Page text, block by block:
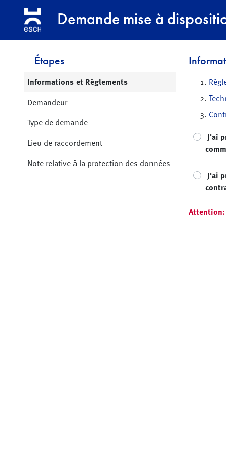
Demande mise à
Étapes
Informations et RèglementsPage active:
Demandeur
Type de demande
Lieu de raccordement
Note relative à la protection des données
J'ai
J'ai
Attention: